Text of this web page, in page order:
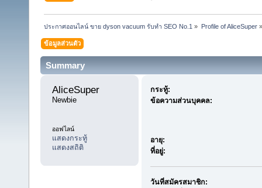
ประกาศออนไลน์ ขาย dyson vacuum รับทำ SEO No.1 » Profile of AliceSuper»
ข้อมูลส่วนตัว
Summary
AliceSuper
Newbie
ออฟไลน์
แสดงกระทู้
แสดงสถิติ
กระทู้:
ข้อความส่วนบุคคล:
อายุ:
ที่อยู่:
วันที่สมัครสมาชิก: